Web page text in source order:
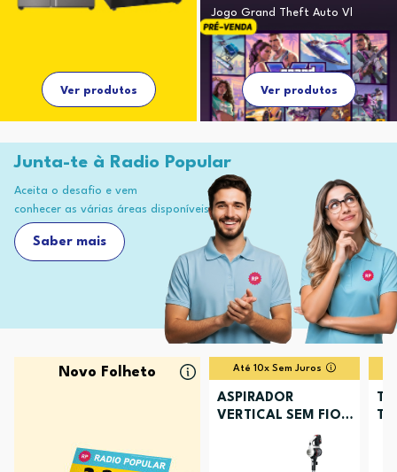
Ver produtos
Jogo Grand Theft Auto Vl
Ver produtos
Junta-te à Radio Popular
Aceita o desafio e vem
conhecer as várias áreas disponíveis
Saber mais
Novo Folheto Até 10x Sem Juros
ASPIRADOR
VERTICAL SEM FIOS
BOSCH BCS711XXL
TV